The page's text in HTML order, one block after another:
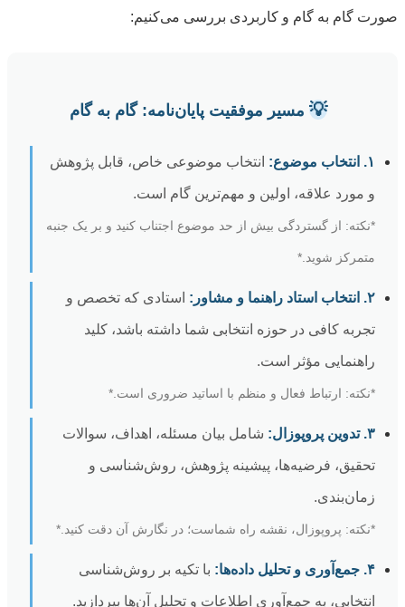
صورت گام به گام و کاربردی بررسی می‌کنیم:
💡 مسیر موفقیت پایان‌نامه: گام به گام
۱. انتخاب موضوع: انتخاب موضوعی خاص، قابل پژوهش
و مورد علاقه، اولین و مهم‌ترین گام است.
*نکته: از گستردگی بیش از حد موضوع اجتناب کنید و بر یک جنبه
متمرکز شوید.*
۲. انتخاب استاد راهنما و مشاور: استادی که تخصص و
تجربه کافی در حوزه انتخابی شما داشته باشد، کلید
راهنمایی مؤثر است.
*نکته: ارتباط فعال و منظم با اساتید ضروری است.*
۳. تدوین پروپوزال: شامل بیان مسئله، اهداف، سوالات
تحقیق، فرضیه‌ها، پیشینه پژوهش، روش‌شناسی و
زمان‌بندی.
*نکته: پروپوزال، نقشه راه شماست؛ در نگارش آن دقت کنید.*
۴. جمع‌آوری و تحلیل داده‌ها: با تکیه بر روش‌شناسی
انتخابی، به جمع‌آوری اطلاعات و تحلیل آن‌ها بپردازید.